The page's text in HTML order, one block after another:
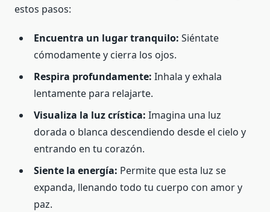
estos pasos:
Encuentra un lugar tranquilo: Siéntate
cómodamente y cierra los ojos.
Respira profundamente: Inhala y exhala
lentamente para relajarte.
Visualiza la luz crística: Imagina una luz
dorada o blanca descendiendo desde el cielo y
entrando en tu corazón.
Siente la energía: Permite que esta luz se
expanda, llenando todo tu cuerpo con amor y
paz.